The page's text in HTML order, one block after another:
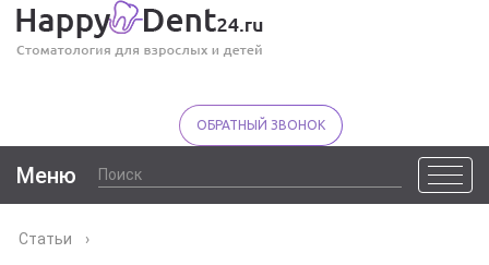
ОБРАТНЫЙ ЗВОНОК
Меню
Статьи ›